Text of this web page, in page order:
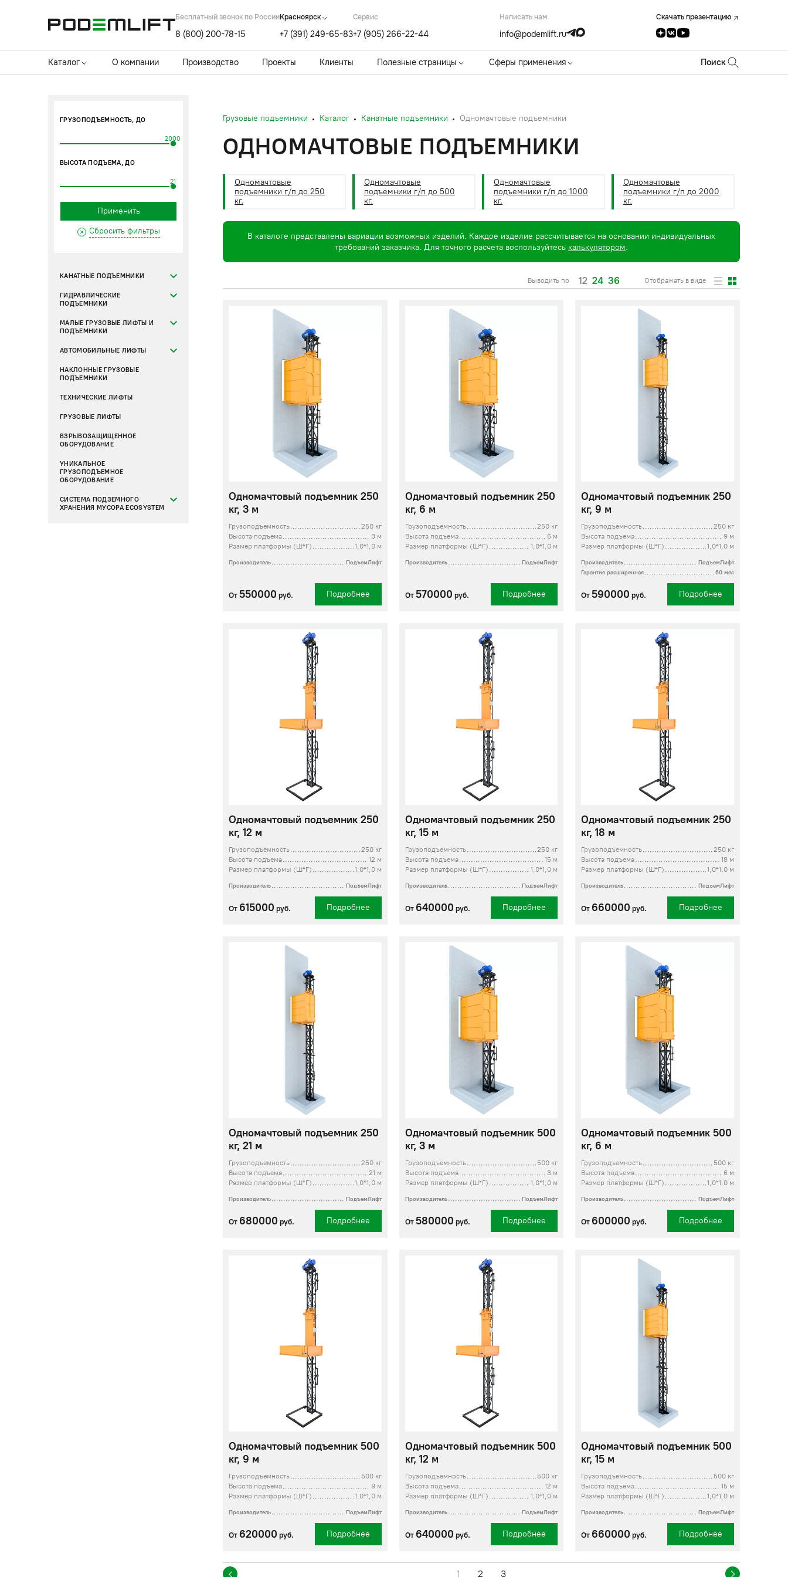
Бесплатный звонок по России
8 (800) 200-78-15
Красноярск
+7 (391) 249-65-83
Cервис
+7 (905) 266-22-44
Написать нам
info@podemlift.ru
Скачать презентацию
Каталог О компании Производство Проекты Клиенты Полезные страницы Сферы применения Поиск
ГРУЗОПОДЪЕМНОСТЬ, ДО
2000
ВЫСОТА ПОДЪЕМА, ДО
21
Применить
Сбросить фильтры
КАНАТНЫЕ ПОДЪЕМНИКИ
ГИДРАВЛИЧЕСКИЕ
ПОДЪЕМНИКИ
МАЛЫЕ ГРУЗОВЫЕ ЛИФТЫ И
ПОДЪЕМНИКИ
АВТОМОБИЛЬНЫЕ ЛИФТЫ
НАКЛОННЫЕ ГРУЗОВЫЕ
ПОДЪЕМНИКИ
ТЕХНИЧЕСКИЕ ЛИФТЫ
ГРУЗОВЫЕ ЛИФТЫ
ВЗРЫВОЗАЩИЩЕННОЕ
ОБОРУДОВАНИЕ
УНИКАЛЬНОЕ
ГРУЗОПОДЪЕМНОЕ
ОБОРУДОВАНИЕ
СИСТЕМА ПОДЗЕМНОГО
ХРАНЕНИЯ МУСОРА ECOSYSTEM
Грузовые подъемники Каталог Канатные подъемники Одномачтовые подъемники
ОДНОМАЧТОВЫЕ ПОДЪЕМНИКИ
Одномачтовые
подъемники г/п до 250
кг.
Одномачтовые
подъемники г/п до 500
кг.
Одномачтовые
подъемники г/п до 1000
кг.
Одномачтовые
подъемники г/п до 2000
кг.
В каталоге представлены вариации возможных изделий. Каждое изделие рассчитывается на основании индивидуальных
требований заказчика. Для точного расчета воспользуйтесь калькулятором.
Выводить по 12 24 36 Отображать в виде
Одномачтовый подъемник 250
кг, 3 м
Грузоподъемность
250 кг
Высота подъема
3 м
Размер платформы (Ш*Г)
1,0*1,0 м
Производитель ПодъемЛифт
От 550000 руб. Подробнее
Одномачтовый подъемник 250
кг, 6 м
Грузоподъемность
250 кг
Высота подъема
6 м
Размер платформы (Ш*Г)
1,0*1,0 м
Производитель ПодъемЛифт
От 570000 руб. Подробнее
Одномачтовый подъемник 250
кг, 9 м
Грузоподъемность
250 кг
Высота подъема
9 м
Размер платформы (Ш*Г)
1,0*1,0 м
Производитель
ПодъемЛифт
Гарантия расширенная
60 мес
От590000 руб. Подробнее
Одномачтовый подъемник 250
кг, 12 м
Грузоподъемность
250 кг
Высота подъема
12 м
Размер платформы (Ш*Г)
1,0*1,0 м
Производитель ПодъемЛифт
От 615000 руб. Подробнее
Одномачтовый подъемник 250
кг, 15 м
Грузоподъемность
250 кг
Высота подъема
15 м
Размер платформы (Ш*Г)
1,0*1,0 м
Производитель ПодъемЛифт
От 640000 руб. Подробнее
Одномачтовый подъемник 250
кг, 18 м
Грузоподъемность
250 кг
Высота подъема
18 м
Размер платформы (Ш*Г)
1,0*1,0 м
Производитель ПодъемЛифт
От 660000 руб. Подробнее
Одномачтовый подъемник 250
кг, 21 м
Грузоподъемность
250 кг
Высота подъема
21 м
Размер платформы (Ш*Г)
1,0*1,0 м
Производитель ПодъемЛифт
От 680000 руб. Подробнее
Одномачтовый подъемник 500
кг, 3 м
Грузоподъемность
500 кг
Высота подъема
3 м
Размер платформы (Ш*Г)
1,0*1,0 м
Производитель ПодъемЛифт
От 580000 руб. Подробнее
Одномачтовый подъемник 500
кг, 6 м
Грузоподъемность
500 кг
Высота подъема
6 м
Размер платформы (Ш*Г)
1,0*1,0 м
Производитель ПодъемЛифт
От 600000 руб. Подробнее
Одномачтовый подъемник 500
кг, 9 м
Грузоподъемность
500 кг
Высота подъема
9 м
Размер платформы (Ш*Г)
1,0*1,0 м
Производитель ПодъемЛифт
От 620000 руб. Подробнее
Одномачтовый подъемник 500
кг, 12 м
Грузоподъемность
500 кг
Высота подъема
12 м
Размер платформы (Ш*Г)
1,0*1,0 м
Производитель ПодъемЛифт
От 640000 руб. Подробнее
Одномачтовый подъемник 500
кг, 15 м
Грузоподъемность
500 кг
Высота подъема
15 м
Размер платформы (Ш*Г)
1,0*1,0 м
Производитель ПодъемЛифт
От 660000 руб. Подробнее
1 2 3